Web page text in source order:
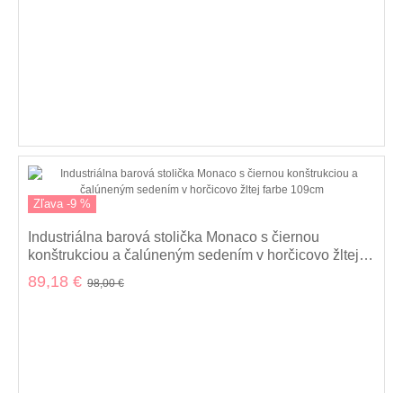
Zľava -9 %
Industriálna barová stolička Monaco s čiernou
konštrukciou a čalúneným sedením v horčicovo žltej
farbe 109cm
89,18 € 98,00 €